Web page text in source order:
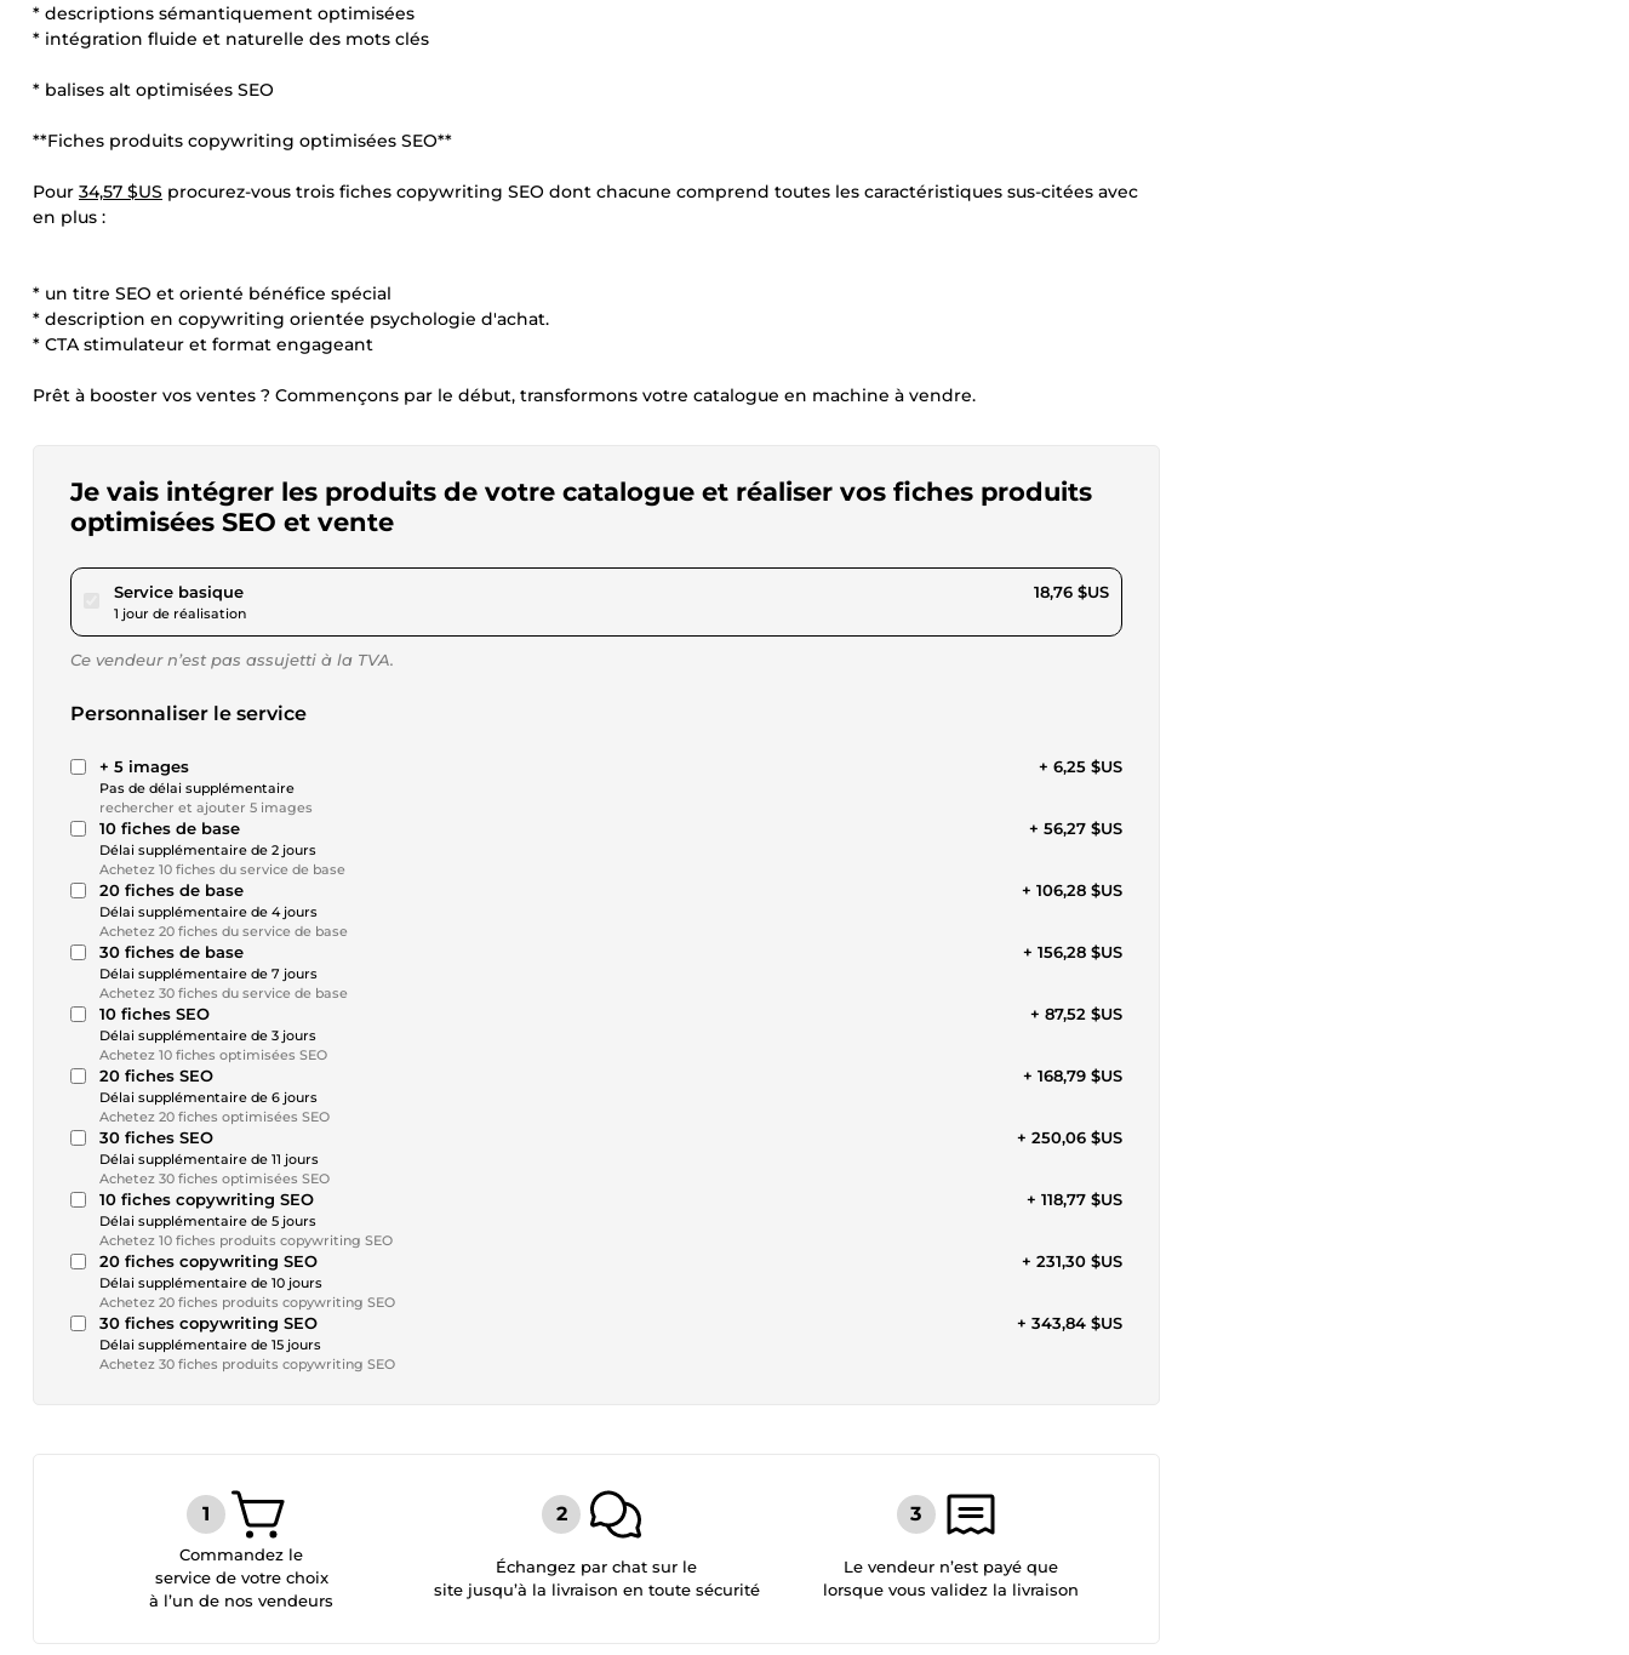
* descriptions sémantiquement optimisées
* intégration fluide et naturelle des mots clés
* balises alt optimisées SEO
**Fiches produits copywriting optimisées SEO**
Pour 34,57 $US procurez-vous trois fiches copywriting SEO dont chacune comprend toutes les caractéristiques sus-citées avec
en plus :
* un titre SEO et orienté bénéfice spécial
* description en copywriting orientée psychologie d'achat.
* CTA stimulateur et format engageant
Prêt à booster vos ventes ? Commençons par le début, transformons votre catalogue en machine à vendre.
Je vais intégrer les produits de votre catalogue et réaliser vos fiches produits
optimisées SEO et vente
Service basiquepour 17,29 $US
1 jour de réalisation
18,76 $US
Ce vendeur n’est pas assujetti à la TVA.
Personnaliser le service
+ 5 images
Pas de délai supplémentaire
rechercher et ajouter 5 images
+ 6,25 $US
10 fiches de base
Délai supplémentaire de 2 jours
Achetez 10 fiches du service de base
+ 56,27 $US
20 fiches de base
Délai supplémentaire de 4 jours
Achetez 20 fiches du service de base
+ 106,28 $US
30 fiches de base
Délai supplémentaire de 7 jours
Achetez 30 fiches du service de base
+ 156,28 $US
10 fiches SEO
Délai supplémentaire de 3 jours
Achetez 10 fiches optimisées SEO
+ 87,52 $US
20 fiches SEO
Délai supplémentaire de 6 jours
Achetez 20 fiches optimisées SEO
+ 168,79 $US
30 fiches SEO
Délai supplémentaire de 11 jours
Achetez 30 fiches optimisées SEO
+ 250,06 $US
10 fiches copywriting SEO
Délai supplémentaire de 5 jours
Achetez 10 fiches produits copywriting SEO
+ 118,77 $US
20 fiches copywriting SEO
Délai supplémentaire de 10 jours
Achetez 20 fiches produits copywriting SEO
+ 231,30 $US
30 fiches copywriting SEO
Délai supplémentaire de 15 jours
Achetez 30 fiches produits copywriting SEO
+ 343,84 $US
Commandez le
service de votre choix
à l’un de nos vendeurs
Échangez par chat sur le
site jusqu’à la livraison en toute sécurité
Le vendeur n’est payé que
lorsque vous validez la livraison